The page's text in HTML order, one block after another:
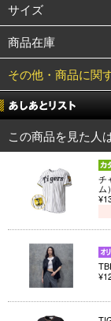
サイズ
商品在庫
その他・商品に関
この商品を見た人
チ
ム